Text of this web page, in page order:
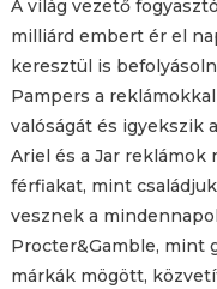
A világ vezető
milliárd embert ér el
keresztül is
Pampers a
valóságát és igyekszik
Ariel és a Jar reklámok
férfiakat, mint
vesznek a
Procter&Gamble, mint
márkák mögött,